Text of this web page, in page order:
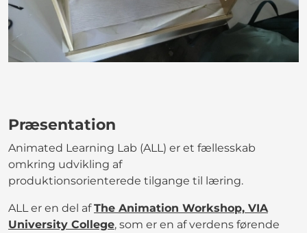
Præsentation
Animated Learning Lab (ALL) er et fællesskab
omkring udvikling af
produktionsorienterede tilgange til læring.
ALL er en del afThe Animation Workshop, VIA
University College, som er en af verdens førende